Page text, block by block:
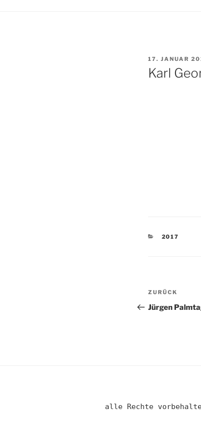
AM
17. JANUAR
Karl
2017
Vorheriger
Beitrag
ZURÜCK
Jürgen
alle Rechte